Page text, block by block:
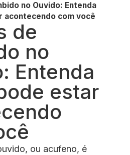
no Ouvido: Entenda
acontecendo com você
de
no
Entenda
estar
ou acufeno, é